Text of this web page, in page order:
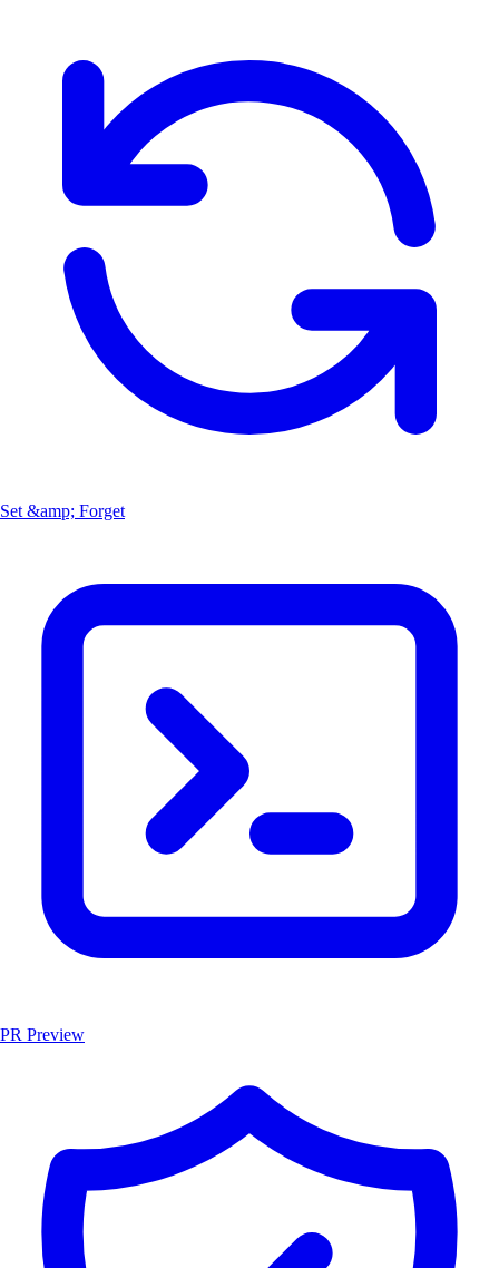
Set &amp; Forget
PR Preview